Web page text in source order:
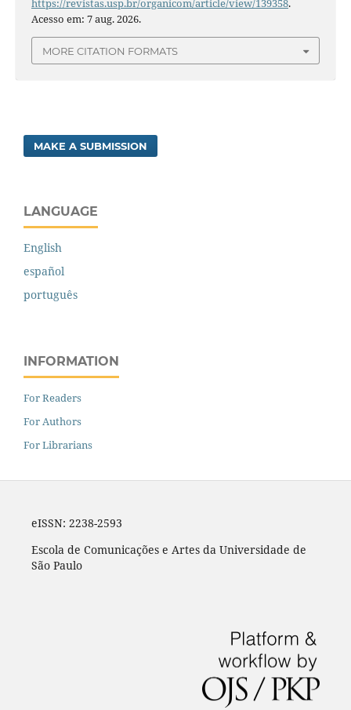
https://revistas.usp.br/organicom/article/view/139358.
Acesso em: 7 aug. 2026.
MORE CITATION FORMATS
MAKE A SUBMISSION
LANGUAGE
English
español
português
INFORMATION
For Readers
For Authors
For Librarians
eISSN: 2238-2593
Escola de Comunicações e Artes da Universidade de
São Paulo